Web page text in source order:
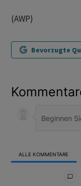
(AWP)
Bevorzugte
ALLE KOMMENTARE